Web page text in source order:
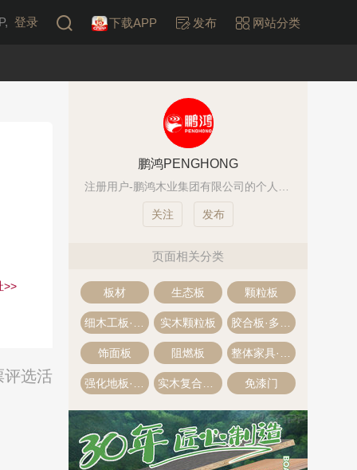
登录 下载APP 发布 网站分类
>>
评选活
鹏鸿PENGHONG
发布
页面相关分类
板材 生态板 颗粒板
实木颗粒板
饰面板 阻燃板
免漆门